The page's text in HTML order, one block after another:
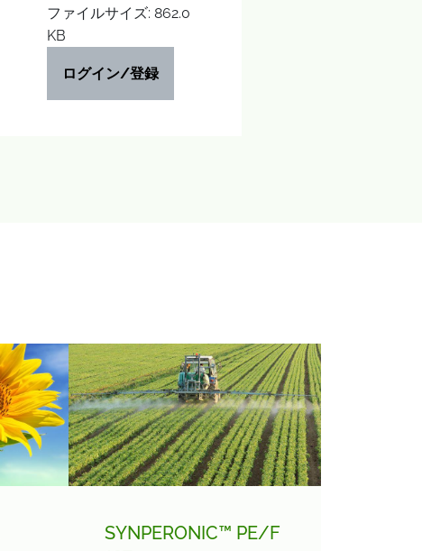
ファイルサイズ: 862.0
KB
ログイン/登録
SYNPERONIC™ PE/F